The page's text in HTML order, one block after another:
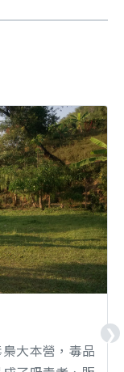
大本營，毒品
❯